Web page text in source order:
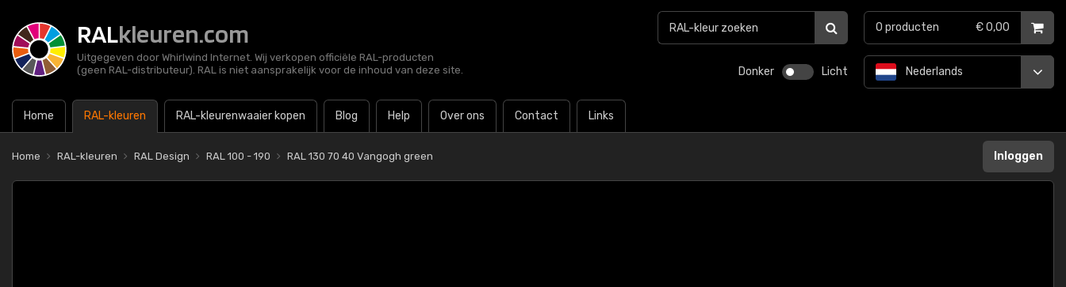
RALkleuren.com
Uitgegeven door Whirlwind Internet. Wij verkopen officiële RAL-producten
(geen RAL-distributeur). RAL is niet aansprakelijk voor de inhoud van deze site.
Donker Licht
Home RAL-kleuren RAL-kleurenwaaier kopen Blog Help Over ons Contact Links
Nederlands
0 producten € 0,00
Home RAL-kleuren RAL Design RAL 100 - 190 RAL 130 70 40 Vangogh green Inloggen